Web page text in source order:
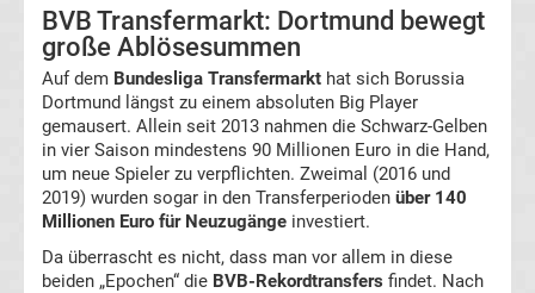
SV
Darmstadt
98
Transfergerüchte
SV
BVB Transfermarkt: Dortmund bewegt
große Ablösesummen
Auf dem Bundesliga Transfermarkt hat sich Borussia
Dortmund längst zu einem absoluten Big Player
gemausert. Allein seit 2013 nahmen die Schwarz-Gelben
in vier Saison mindestens 90 Millionen Euro in die Hand,
um neue Spieler zu verpflichten. Zweimal (2016 und
2019) wurden sogar in den Transferperioden über 140
Millionen Euro für Neuzugänge investiert.
Da überrascht es nicht, dass man vor allem in diese
beiden „Epochen“ die BVB-Rekordtransfers findet. Nach